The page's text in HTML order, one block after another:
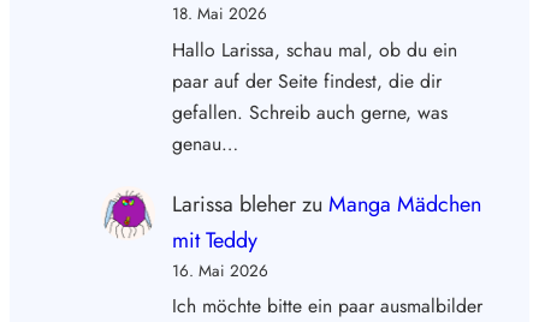
18. Mai 2026
Hallo Larissa, schau mal, ob du ein
paar auf der Seite findest, die dir
gefallen. Schreib auch gerne, was
genau…
Larissa bleherzu Manga Mädchen
mit Teddy
16. Mai 2026
Ich möchte bitte ein paar ausmalbilder